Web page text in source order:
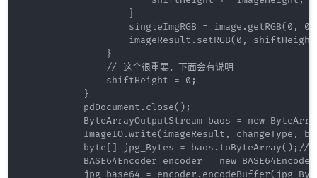
                   }
singleImgRGB = image.getRGB(0,
imageResult.setRGB(0,
               }
               // 这个很重要，下面会有说明
               shiftHeight = 0;
           }
           pdDocument.close();
ByteArrayOutputStream baos = new
ImageIO.write(imageResult, changeType,
byte[] jpg_Bytes = baos.toByteArray();//转
BASE64Encoder encoder = new
jpg_base64 =